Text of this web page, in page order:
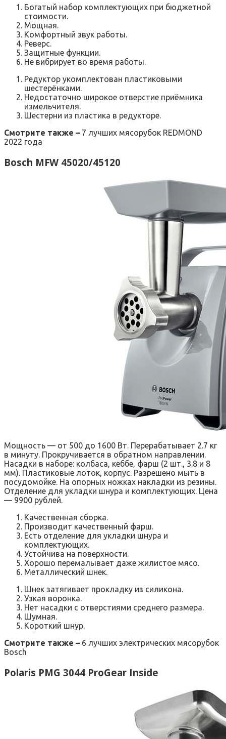
Богатый набор комплектующих при бюджетной
стоимости.
Мощная.
Комфортный звук работы.
Реверс.
Защитные функции.
Не вибрирует во время работы.
Редуктор укомплектован пластиковыми
шестерёнками.
Недостаточно широкое отверстие приёмника
измельчителя.
Шестерни из пластика в редукторе.
Смотрите также – 7 лучших мясорубок REDMOND
2022 года
Bosch MFW 45020/45120
Мощность — от 500 до 1600 Вт. Перерабатывает 2.7 кг
в минуту. Прокручивается в обратном направлении.
Насадки в наборе: колбаса, кеббе, фарш (2 шт., 3.8 и 8
мм). Пластиковые лоток, корпус. Разрешено мыть в
посудомойке. На опорных ножках накладки из резины.
Отделение для укладки шнура и комплектующих. Цена
— 9900 рублей.
Качественная сборка.
Производит качественный фарш.
Есть отделение для укладки шнура и
комплектующих.
Устойчива на поверхности.
Хорошо перемалывает даже жилистое мясо.
Металлический шнек.
Шнек затягивает прокладку из силикона.
Узкая воронка.
Нет насадки с отверстиями среднего размера.
Шумная.
Короткий шнур.
Смотрите также – 6 лучших электрических мясорубок
Bosch
Polaris PMG 3044 ProGear Inside